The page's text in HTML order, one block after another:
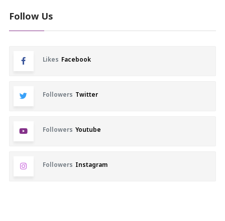
Follow Us
Likes Facebook
Followers Twitter
Followers Youtube
Followers Instagram